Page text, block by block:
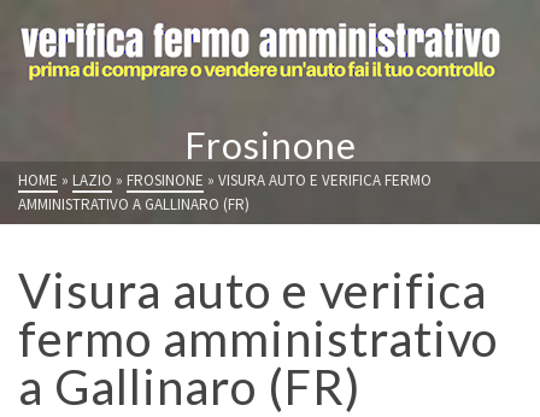
Frosinone
HOME » LAZIO » FROSINONE » VISURA AUTO E VERIFICA FERMO
AMMINISTRATIVO A GALLINARO (FR)
Visura auto e verifica
fermo amministrativo
a Gallinaro (FR)